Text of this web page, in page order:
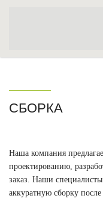
СБОРКА
Наша компания
проектированию,
заказ. Наши
аккуратную сборку после